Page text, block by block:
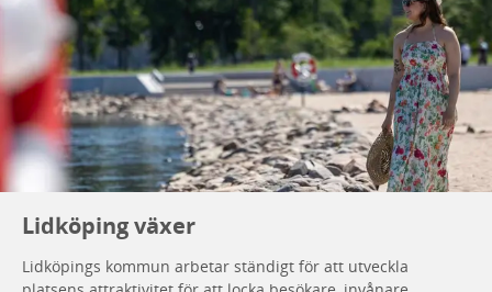
Lidköping växer
Lidköpings kommun arbetar ständigt för att utveckla